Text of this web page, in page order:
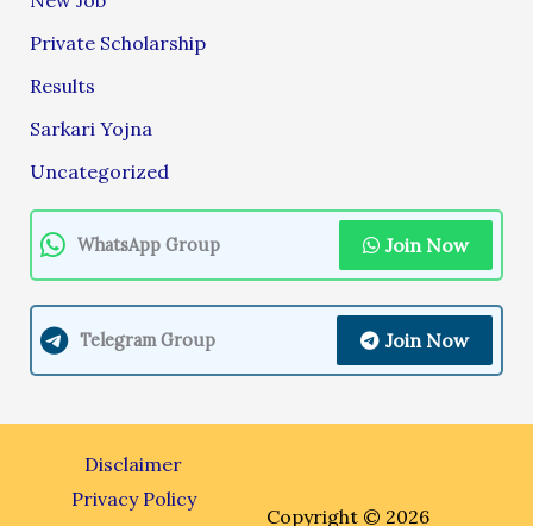
Private Scholarship
Results
Sarkari Yojna
Uncategorized
WhatsApp Group Join Now
Telegram Group Join Now
Disclaimer
Privacy Policy
Copyright © 2026